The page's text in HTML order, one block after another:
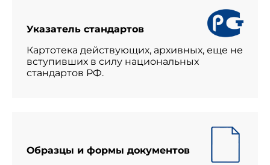
Указатель стандартов
Картотека действующих, архивных, еще не
вступивших в силу национальных
стандартов РФ.
Образцы и формы документов